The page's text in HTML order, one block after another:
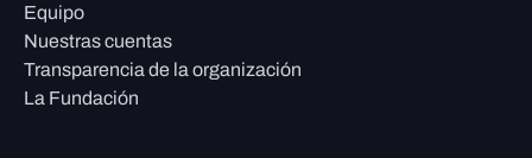
Equipo
Nuestras cuentas
Transparencia de la organización
La Fundación